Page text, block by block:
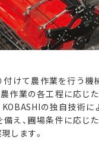
付けて農作業を行う機
作業の各工程に応じ
の独自技術に
え、圃場条件に応じ
します。